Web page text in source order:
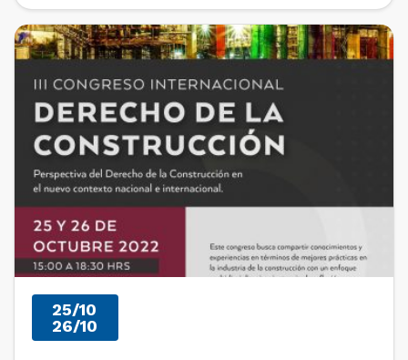
al 5 de noviembre de 2022.Este es un espacio de […]
PAST EVENTS
25/10
26/10